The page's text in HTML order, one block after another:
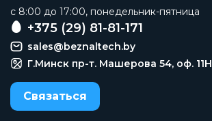
Рабочее напряжение катушки
24В AC
Тип оборудования
Клапан
Присоединение 1
3/8
c 8:00 до 17:00, понедельник-пятница
+375 (29) 81-81-171
sales@beznaltech.by
Г.Минск пр-т. Машерова 54, оф. 11H
Связаться